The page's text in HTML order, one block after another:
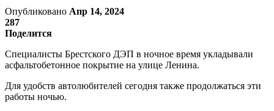
Опубликовано Апр 14, 2024
287
Поделится
Специалисты Брестского ДЭП в ночное время укладывали
асфальтобетонное покрытие на улице Ленина.
Для удобств автолюбителей сегодня также продолжаться эти
работы ночью.